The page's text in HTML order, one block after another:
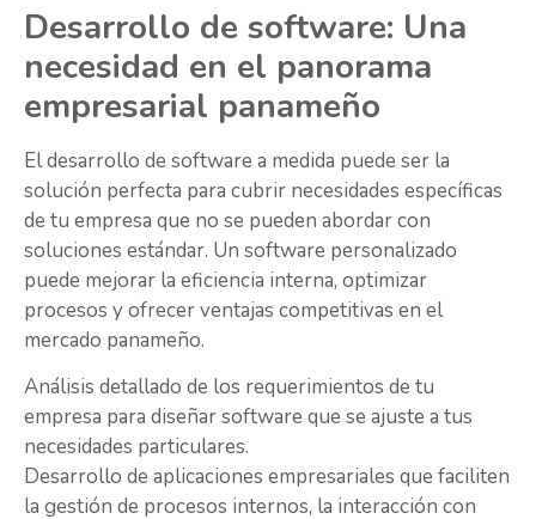
Desarrollo de software: Una
necesidad en el panorama
empresarial panameño
El desarrollo de software a medida puede ser la
solución perfecta para cubrir necesidades específicas
de tu empresa que no se pueden abordar con
soluciones estándar. Un software personalizado
puede mejorar la eficiencia interna, optimizar
procesos y ofrecer ventajas competitivas en el
mercado panameño.
Análisis detallado de los requerimientos de tu
empresa para diseñar software que se ajuste a tus
necesidades particulares.
Desarrollo de aplicaciones empresariales que faciliten
la gestión de procesos internos, la interacción con